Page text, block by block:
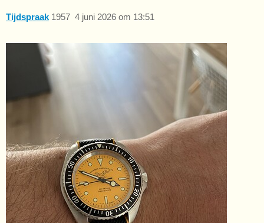
Tijdspraak 4 juni 2026 om 13:51
1957